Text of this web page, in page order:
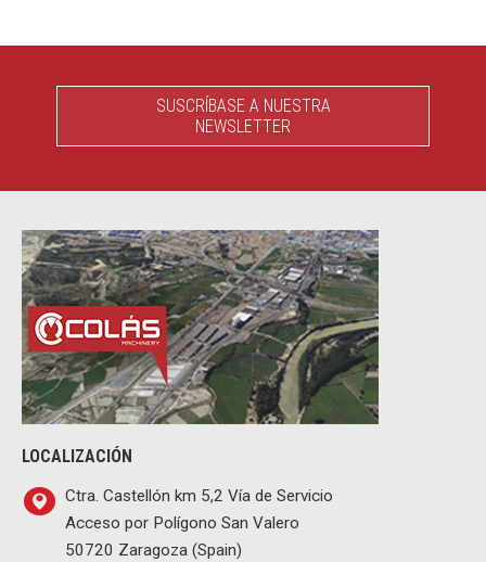
SUSCRÍBASE A NUESTRA
NEWSLETTER
LOCALIZACIÓN
Ctra. Castellón km 5,2 Vía de Servicio
Acceso por Polígono San Valero
50720 Zaragoza (Spain)